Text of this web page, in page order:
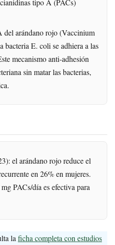
tipo A (PACs)
del arándano rojo (Vaccinium
bacteria E. coli se adhiera a las
mecanismo anti-adhesión
sin matar las bacterias,
el arándano rojo reduce el
en 26% en mujeres.
PACs/día es efectiva para
la ficha completa con estudios